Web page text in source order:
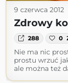
9 czerwca 2012
Zdrowy
288 0
Nie ma nic
prostu wrzuć
ale można też